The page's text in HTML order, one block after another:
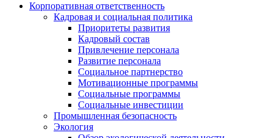
Корпоративная ответственность
Кадровая и социальная политика
Приоритеты развития
Кадровый состав
Привлечение персонала
Развитие персонала
Социальное партнерство
Мотивационные программы
Социальные программы
Социальные инвестиции
Промышленная безопасность
Экология